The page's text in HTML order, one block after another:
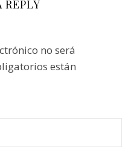
REPLY
no será
están